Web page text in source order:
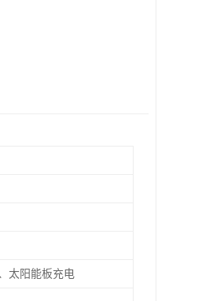
太阳能板充电